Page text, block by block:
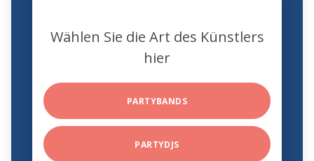
Wählen Sie die Art des Künstlers
hier
PARTYBANDS
PARTYDJS